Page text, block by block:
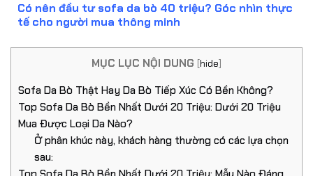
Có nên đầu tư sofa da bò 40 triệu? Góc nhìn thực
tế cho người mua thông minh
MỤC LỤC NỘI DUNG [hide]
Sofa Da Bò Thật Hay Da Bò Tiếp Xúc Có Bền Không?
Top Sofa Da Bò Bền Nhất Dưới 20 Triệu: Dưới 20 Triệu
Mua Được Loại Da Nào?
Ở phân khúc này, khách hàng thường có các lựa chọn
sau: